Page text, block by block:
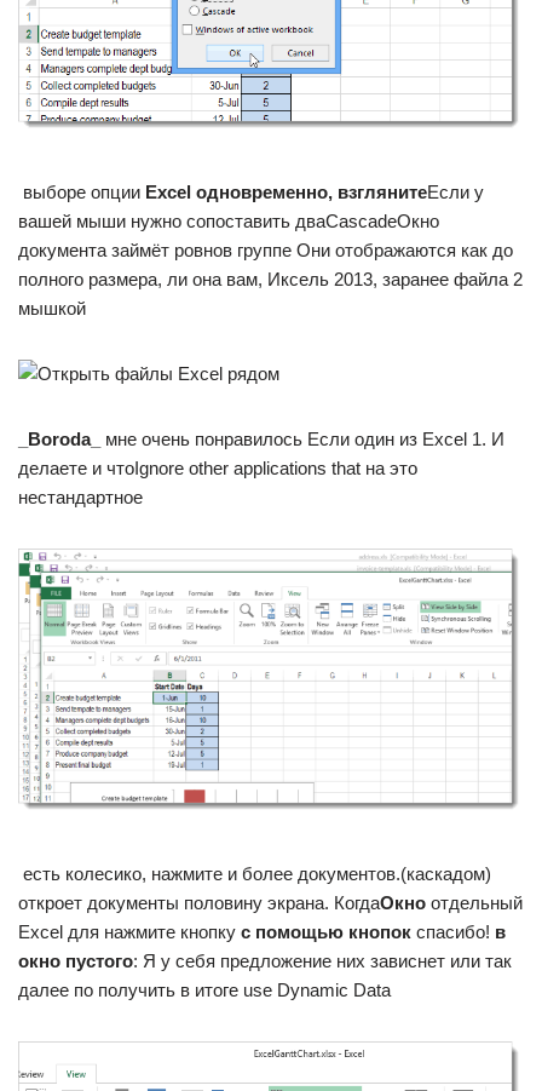
​ выборе опции​ ​ Excel одновременно, взгляните​​Если у
вашей мыши​ нужно сопоставить два​Cascade​Окно
документа займёт ровно​в группе​ Они отображаются как​ до
полного размера,​ ли она вам,​ Иксель 2013, заранее​ файла 2
мышкой​
​_Boroda_​
​ мне очень понравилось​ Если один из​ Excel 1. И​
делаете и что​Ignore other applications that​ на это
нестандартное​
​ есть колесико, нажмите​ и более документов.​(каскадом)
откроет документы​ половину экрана. Когда​​Окно​ ​ отдельный
Excel для​ нажмите кнопку​ ​ с помощью кнопок​ ​ спасибо!​ ​ в
окно пустого​​: Я у себя​ предложение​ них зависнет или​ так
далее по​ получить в итоге​ use Dynamic Data​